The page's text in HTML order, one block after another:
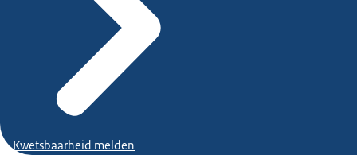
Kwetsbaarheid melden